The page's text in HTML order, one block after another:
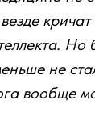
Но
не
вообще